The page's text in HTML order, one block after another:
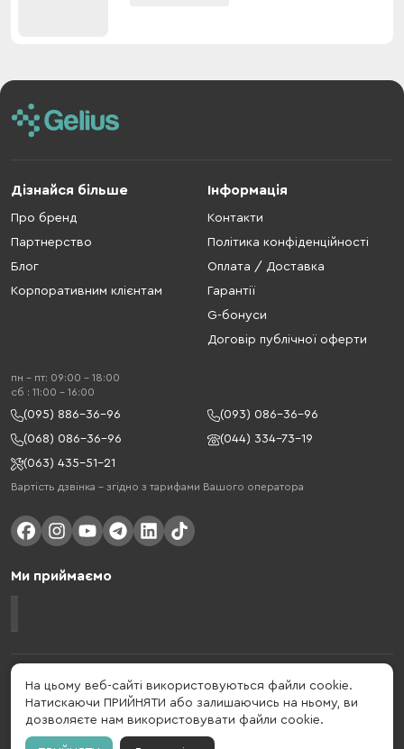
Дізнайся більше
Про бренд
Партнерство
Блог
Корпоративним клієнтам
Інформація
Контакти
Політика конфіденційності
Оплата / Доставка
Гарантії
G-бонуси
Договір публічної оферти
пн - пт: 09:00 - 18:00
cб : 11:00 - 16:00
(095) 886-36-96
(093) 086-36-96
(068) 086-36-96
(044) 334-73-19
(063) 435-51-21
Вартість дзвінка – згідно з тарифами Вашого оператора
Ми приймаємо
Gelius - український бренд, який активно розвивається у сфері смарт
гаджетів та мобільних аксесуарів. Бренд заснований в 2013 році. Gelius
- це набагато більше ніж просто бренд, це стиль життя, який об'єднує в
собі драйв, радість, швидкість, новації і практичність.
На цьому веб-сайті використовуються файли cookie.
Натискаючи ПРИЙНЯТИ або залишаючись на ньому, ви
дозволяєте нам використовувати файли cookie.